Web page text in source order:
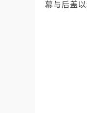
幕与后盖